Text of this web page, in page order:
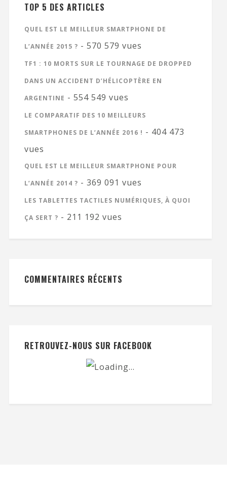
TOP 5 DES ARTICLES
QUEL EST LE MEILLEUR SMARTPHONE DE
L’ANNÉE 2015 ? - 570 579 vues
TF1 : 10 MORTS SUR LE TOURNAGE DE DROPPED
DANS UN ACCIDENT D’HÉLICOPTÈRE EN
ARGENTINE - 554 549 vues
LE COMPARATIF DES 10 MEILLEURS
SMARTPHONES DE L’ANNÉE 2016 ! - 404 473
vues
QUEL EST LE MEILLEUR SMARTPHONE POUR
L’ANNÉE 2014 ? - 369 091 vues
LES TABLETTES TACTILES NUMÉRIQUES, À QUOI
ÇA SERT ? - 211 192 vues
COMMENTAIRES RÉCENTS
RETROUVEZ-NOUS SUR FACEBOOK